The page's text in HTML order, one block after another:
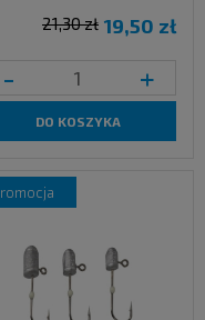
19,50 zł
21,30 zł
- +
DO KOSZYKA
promocja